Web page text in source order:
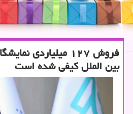
فروش ۱۲۷ میلیاردی
بین الملل کیفی شده است